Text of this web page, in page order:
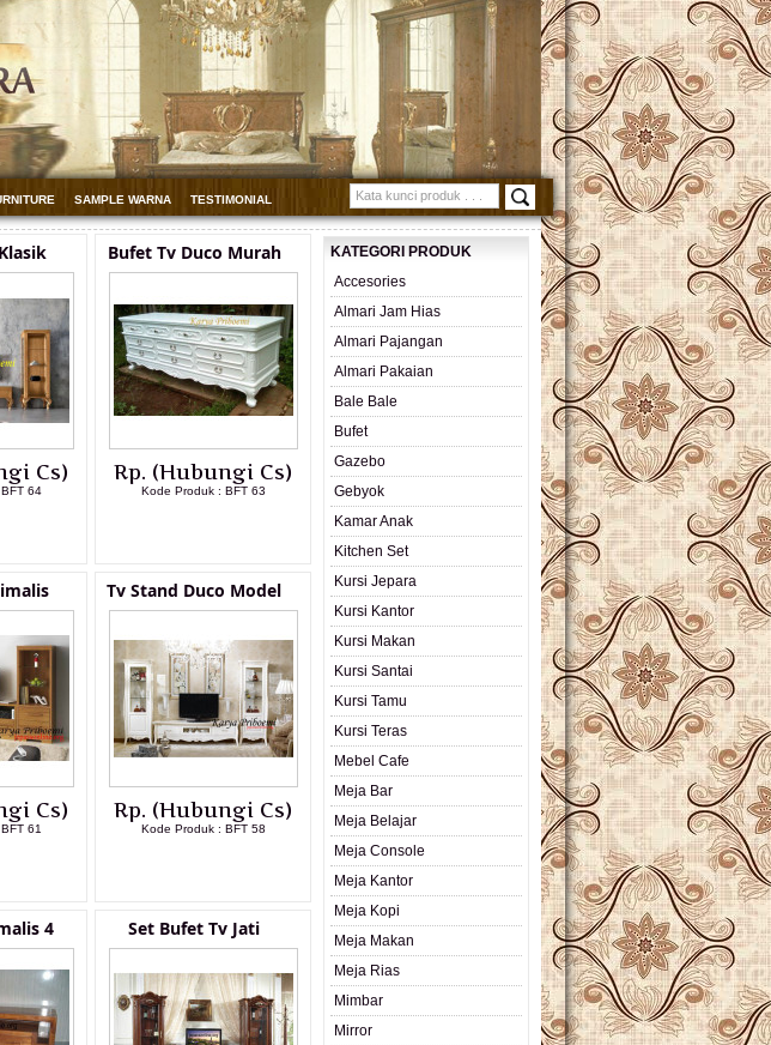
SAMPLE WARNA
TESTIMONIAL
Cs)
64
Bufet Tv Duco Murah
Rp. (Hubungi Cs)
Kode Produk : BFT 63
Cs)
61
Tv Stand Duco Model
Rp. (Hubungi Cs)
Kode Produk : BFT 58
4 Set Bufet Tv Jati
KATEGORI PRODUK
Accesories
Almari Jam Hias
Almari Pajangan
Almari Pakaian
Bale Bale
Bufet
Gazebo
Gebyok
Kamar Anak
Kitchen Set
Kursi Jepara
Kursi Kantor
Kursi Makan
Kursi Santai
Kursi Tamu
Kursi Teras
Mebel Cafe
Meja Bar
Meja Belajar
Meja Console
Meja Kantor
Meja Kopi
Meja Makan
Meja Rias
Mimbar
Mirror